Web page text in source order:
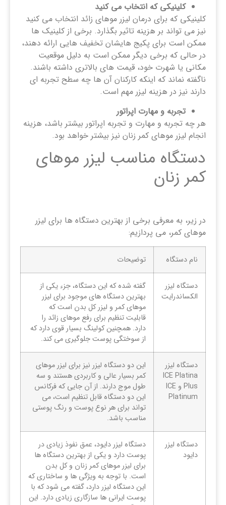
کلینیکی که انتخاب می کنید
کلینیکی که برای درمان لیزر موهای زائد انتخاب می کنید
نیز می تواند بر هزینه تاثیر بگذارد. برخی از کلینیک ‌ها
ممکن است برای پکیج هایشان تخفیف‌ هایی ارائه دهند،
در حالی که برخی دیگر ممکن است به دلیل موقعیت
مکانی یا شهرت خود، قیمت‌ های بالاتری داشته باشند.
ناگفته نماند که اینکه کارکنان آن ها چه سطح تجربه ای
دارند نیز در هزینه لیزر مهم است.
تجربه و مهارت اپراتور
هر چه تجربه و مهارت و تجربه اپراتور بیشتر باشد، هزینه
انجام لیزر موهای کمر زنان نیز بیشتر خواهد بود.
دستگاه مناسب لیزر موهای
کمر زنان
در زیر، به معرفی برخی از بهترین دستگاه ها برای لیزر
موهای کمر، می پردازیم:
نام دستگاه توضیحات
دستگاه لیزر
الکساندرایت
گفته شده که این دستگاه، جزء یکی از
بهترین دستگاه های موجود برای لیزر
موهای کمر و لیزر کل بدن است که
قابلیت تنظیم برای رفع موهای زائد را
دارد. همچنین کولینگ بسیار قوی دارد که
از سوختگی پوست جلوگیری می کند.
دستگاه لیزر
ICE Platina
Plus و ICE
Platinum
این دو دستگاه لیزر نیز برای لیزر موهای
کمر بسیار عالی و کاربردی هستند و سه
طول موج دارند. از آن جایی که فرکانس
این دو دستگاه قابل تنظیم است، می
تواند برای هر نوع پوست و رنگ پوستی
مناسب باشد.
دستگاه لیزر
دایود
دستگاه لیزر دایود، عمق نفوذ زیادی در
پوست دارد و یکی از بهترین دستگاه ها
برای لیزر موهای کمر زنان و کل بدن
است. با توجه به ویژگی ها و ساختاری که
این دستگاه لیزر دارد، گفته می شود که با
پوست ایرانی ها سازگاری زیادی دارد. این